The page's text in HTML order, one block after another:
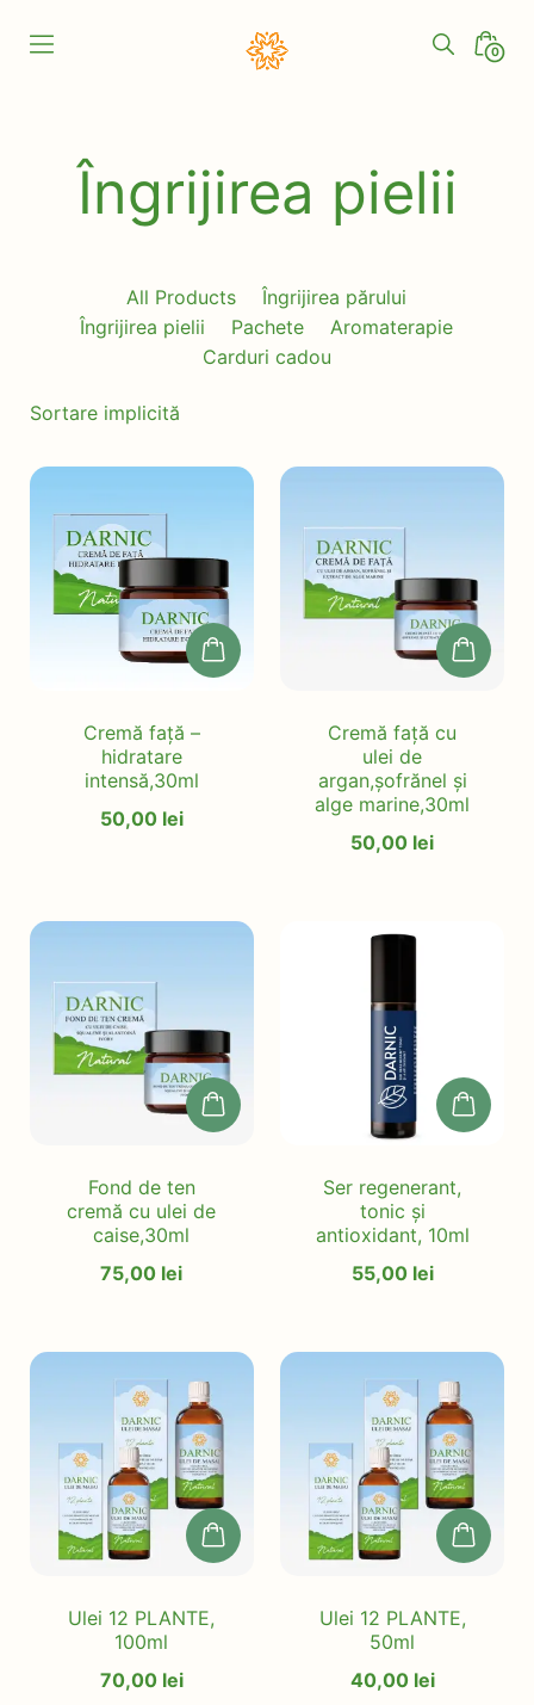
Search
0
Îngrijirea pielii
All Products
Îngrijirea părului
Îngrijirea pielii
Pachete
Aromaterapie
Carduri cadou
Cremă față –
hidratare
intensă,30ml
50,00 lei
Cremă față cu
ulei de
argan,șofrănel și
alge marine,30ml
50,00 lei
Fond de ten
cremă cu ulei de
caise,30ml
75,00 lei
Ser regenerant,
tonic și
antioxidant, 10ml
55,00 lei
Ulei 12 PLANTE,
100ml
70,00 lei
Ulei 12 PLANTE,
50ml
40,00 lei